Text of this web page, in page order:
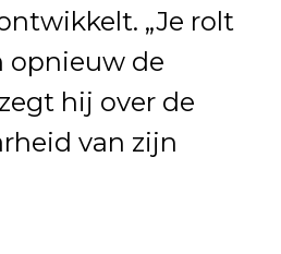
„Je rolt
opnieuw de
hij over de
van zijn